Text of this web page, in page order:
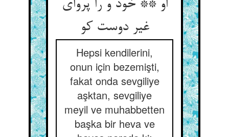
او ** خود و را پروای
غیر دوست کو
Hepsi kendilerini,
onun için bezemişti,
fakat onda sevgiliye
aşktan, sevgiliye
meyil ve muhabbetten
başka bir heva ve